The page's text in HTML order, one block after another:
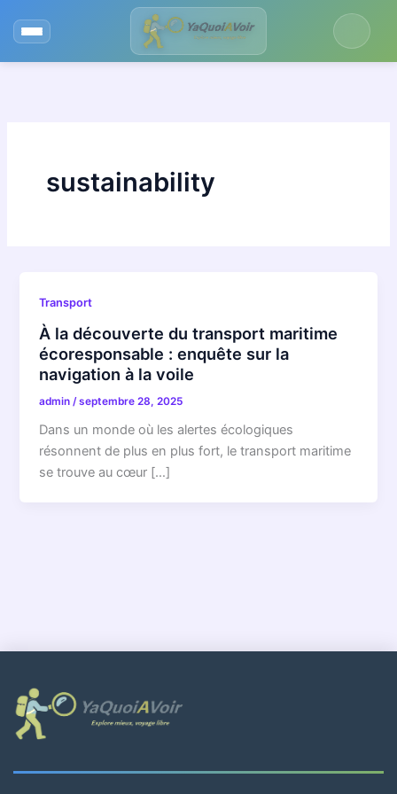
sustainability
Transport
À la découverte du transport maritime
écoresponsable : enquête sur la
navigation à la voile
admin /septembre 28, 2025
Dans un monde où les alertes écologiques
résonnent de plus en plus fort, le transport maritime
se trouve au cœur […]